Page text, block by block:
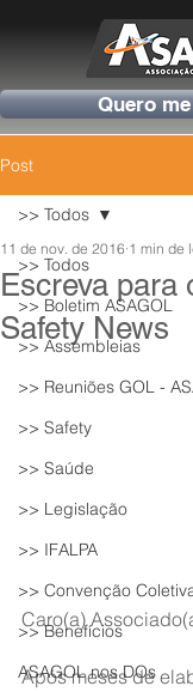
Quero
Post
>> Todos
>> Boletim ASAGOL
>> Assembleias
>> Reuniões GOL -
>> Safety
>> Saúde
>> Legislação
>> IFALPA
>> Convenção
>> Benefícios
ASAGOL nos DOs
>> Todos
Escreva para
Safety News
11 de nov. de 2016 1 min de
Caro(a)
Após meses de